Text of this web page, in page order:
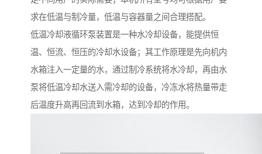
求在低温与制冷量，低温与容器量之间合理搭配。
低温冷却液循环泵装置是一种水冷却设备，能提供恒
温、恒流、恒压的冷却水设备；其工作原理是先向机内
水箱注入一定量的水，通过制冷系统将水冷却，再由水
泵将低温冷却水送入需冷却的设备，冷冻水将热量带走
后温度升高再回流到水箱，达到冷却的作用。